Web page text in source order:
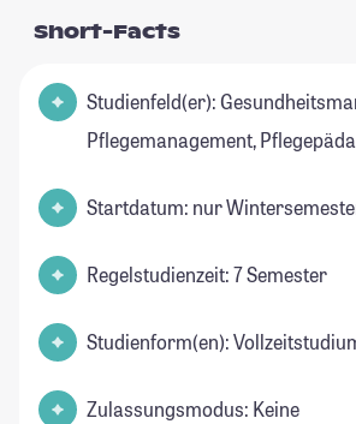
Short-Facts
Studienfeld(er):
Pflegemanagement,
Startdatum: nur
Regelstudienzeit: 7 Semester
Studienform(en):
Zulassungsmodus: Keine